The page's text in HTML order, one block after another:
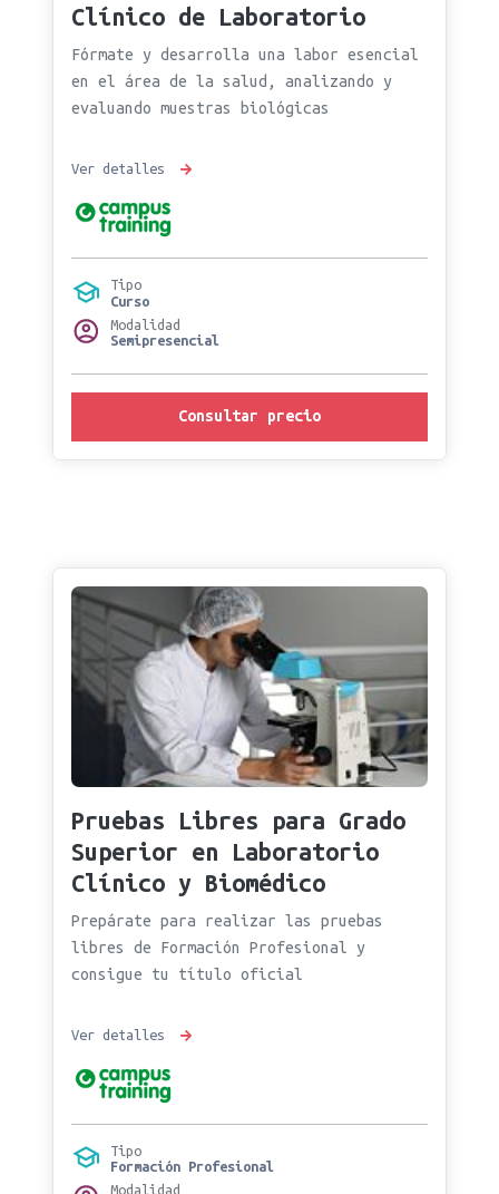
Clínico de Laboratorio
Fórmate y desarrolla una labor esencial
en el área de la salud, analizando y
evaluando muestras biológicas
Ver detalles
Tipo
Curso
Modalidad
Semipresencial
Consultar precio
Pruebas Libres para Grado
Superior en Laboratorio
Clínico y Biomédico
Prepárate para realizar las pruebas
libres de Formación Profesional y
consigue tu título oficial
Ver detalles
Tipo
Formación Profesional
Modalidad